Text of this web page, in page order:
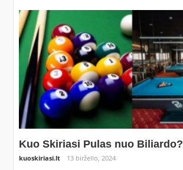
Kuo Skiriasi Pulas nuo Biliardo?
kuoskiriasi.lt 13 birželio, 2024